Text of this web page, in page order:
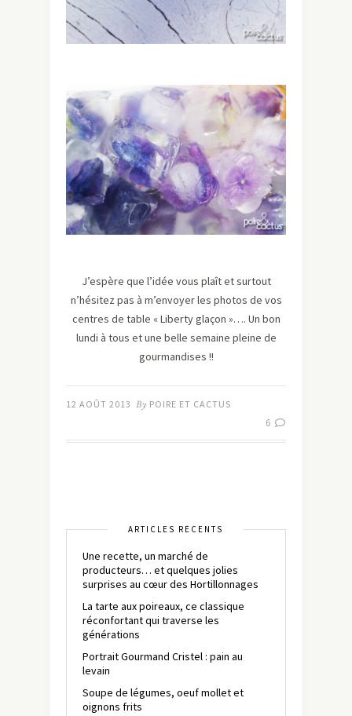
J’espère que l’idée vous plaît et surtout
n’hésitez pas à m’envoyer les photos de vos
centres de table « Liberty glaçon »…. Un bon
lundi à tous et une belle semaine pleine de
gourmandises !!
12 AOÛT 2013 By POIRE ET CACTUS
6
ARTICLES RÉCENTS
Une recette, un marché de
producteurs… et quelques jolies
surprises au cœur des Hortillonnages
La tarte aux poireaux, ce classique
réconfortant qui traverse les
générations
Portrait Gourmand Cristel : pain au
levain
Soupe de légumes, oeuf mollet et
oignons frits